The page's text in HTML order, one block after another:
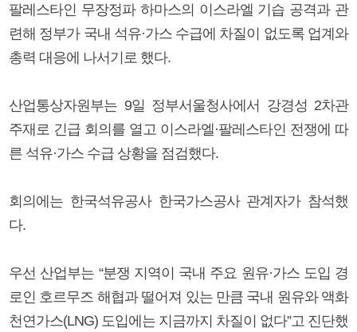
팔레스타인 무장정파 하마스의 이스라엘 기습 공격과 관
련해 정부가 국내 석유·가스 수급에 차질이 없도록 업계와
총력 대응에 나서기로 했다.
산업통상자원부는 9일 정부서울청사에서 강경성 2차관
주재로 긴급 회의를 열고 이스라엘·팔레스타인 전쟁에 따
른 석유·가스 수급 상황을 점검했다.
회의에는 한국석유공사 한국가스공사 관계자가 참석했
다.
우선 산업부는 “분쟁 지역이 국내 주요 원유·가스 도입 경
로인 호르무즈 해협과 떨어져 있는 만큼 국내 원유와 액화
천연가스(LNG) 도입에는 지금까지 차질이 없다”고 진단했